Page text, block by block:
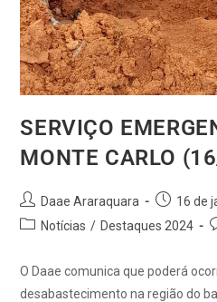
SERVIÇO
MONTE CARLO
Daae Araraquara
16 de
Notícias / Destaques 2024
O Daae comunica que poderá
desabastecimento na região do